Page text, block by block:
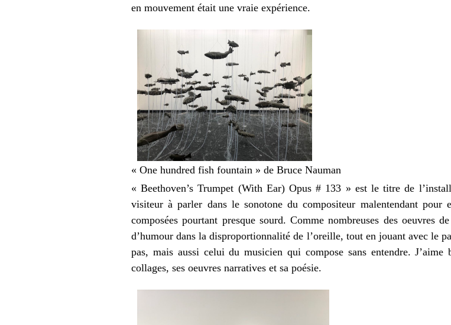
en mouvement était une vraie expérience.
« One hundred fish fountain » de Bruce Nauman
« Beethoven’s Trumpet (With Ear) Opus # 133 » est le titre de
visiteur à parler dans le sonotone du compositeur malentendant pour
composées pourtant presque sourd. Comme nombreuses des oeuvres
d’humour dans la disproportionnalité de l’oreille, tout en jouant avec le
pas, mais aussi celui du musicien qui compose sans entendre.
collages, ses oeuvres narratives et sa poésie.